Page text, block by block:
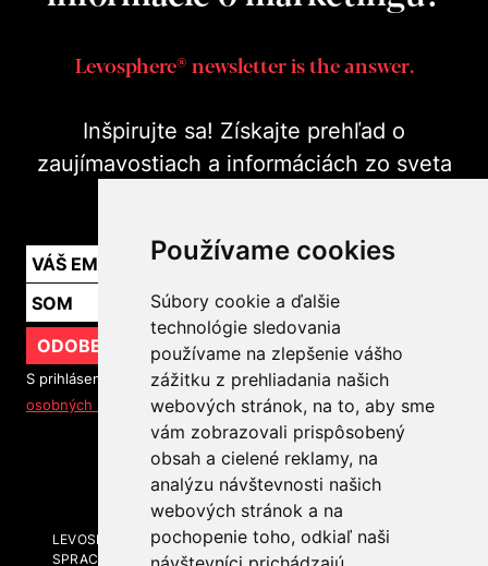
Používame cookies
Súbory cookie a ďalšie
technológie sledovania
používame na zlepšenie vášho
zážitku z prehliadania našich
webových stránok, na to, aby sme
vám zobrazovali prispôsobený
obsah a cielené reklamy, na
analýzu návštevnosti našich
webových stránok a na
pochopenie toho, odkiaľ naši
Levosphere® newsletter is the answer.
Inšpirujte sa! Získajte prehľad o
zaujímavostiach a informáciách zo sveta
ODOBERAŤ
S prihlásením na odber noviniek súhlasíte so spracovaním
osobných údajov
SLEDUJTE NÁS
LEVOSPHERE A MÉDIÁ
SPRACOVANIE OSOBNÝCH ÚDAJOV